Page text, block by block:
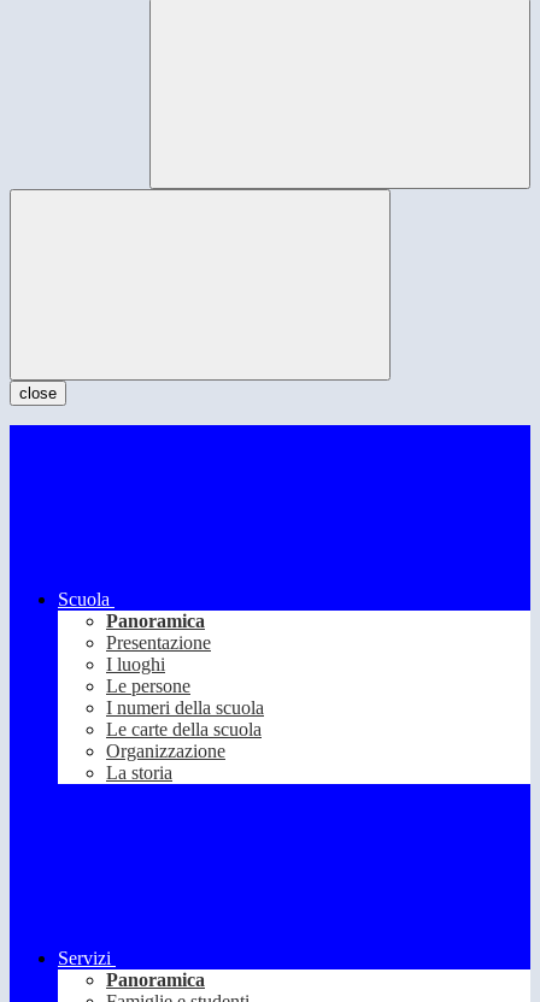
close
Scuola
Panoramica
Presentazione
I luoghi
Le persone
I numeri della scuola
Le carte della scuola
Organizzazione
La storia
Servizi
Panoramica